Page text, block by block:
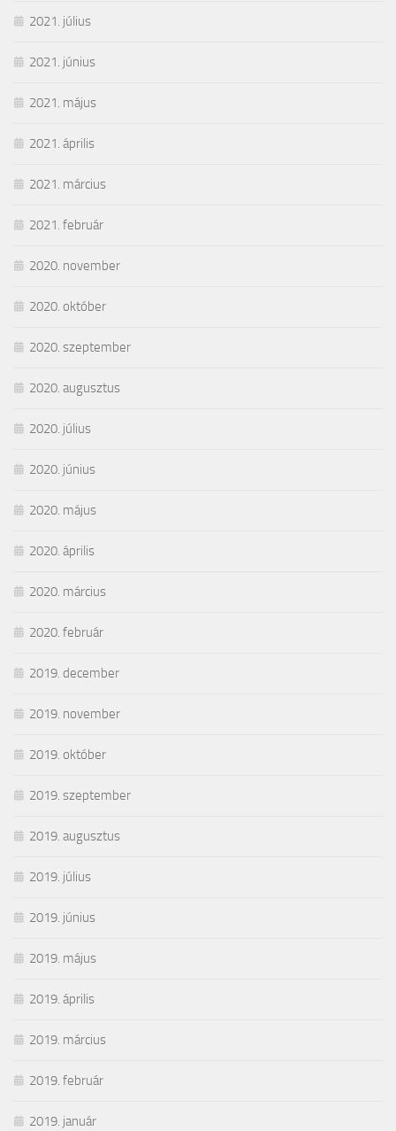
2021. július
2021. június
2021. május
2021. április
2021. március
2021. február
2020. november
2020. október
2020. szeptember
2020. augusztus
2020. július
2020. június
2020. május
2020. április
2020. március
2020. február
2019. december
2019. november
2019. október
2019. szeptember
2019. augusztus
2019. július
2019. június
2019. május
2019. április
2019. március
2019. február
2019. január